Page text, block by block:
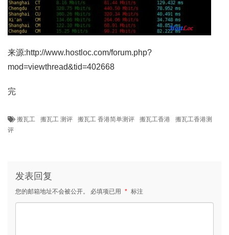
来源:http://www.hostloc.com/forum.php?
mod=viewthread&tid=402668
完
搬瓦工 搬瓦工 测评 搬瓦工 香港简单测评 搬瓦工香港
搬瓦工香港测
评
发表回复
您的邮箱地址不会被公开。 必填项已用 * 标注